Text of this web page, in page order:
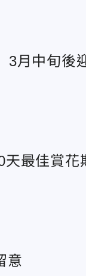
月中旬後
最佳賞花
意